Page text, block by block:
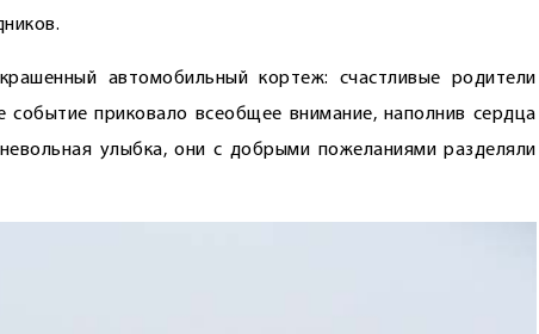
автомобильный кортеж: счастливые родители
приковало всеобщее внимание, наполнив сердца
улыбка, они с добрыми пожеланиями разделяли